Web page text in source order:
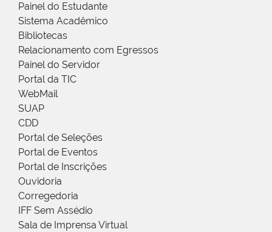
Painel do Estudante
Sistema Acadêmico
Bibliotecas
Relacionamento com Egressos
Painel do Servidor
Portal da TIC
WebMail
SUAP
CDD
Portal de Seleções
Portal de Eventos
Portal de Inscrições
Ouvidoria
Corregedoria
IFF Sem Assédio
Sala de Imprensa Virtual